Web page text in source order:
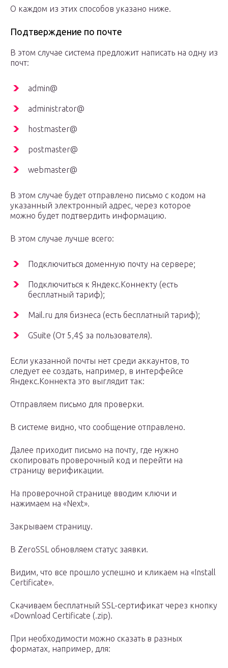
О каждом из этих способов указано ниже.
Подтверждение по почте
В этом случае система предложит написать на одну из
почт:
admin@
administrator@
hostmaster@
postmaster@
webmaster@
В этом случае будет отправлено письмо с кодом на
указанный электронный адрес, через которое
можно будет подтвердить информацию.
В этом случае лучше всего:
Подключиться доменную почту на сервере;
Подключиться к Яндекс.Коннекту (есть
бесплатный тариф);
Mail.ru для бизнеса (есть бесплатный тариф);
GSuite (От 5,4$ за пользователя).
Если указанной почты нет среди аккаунтов, то
следует ее создать, например, в интерфейсе
Яндекс.Коннекта это выглядит так:
Отправляем письмо для проверки.
В системе видно, что сообщение отправлено.
Далее приходит письмо на почту, где нужно
скопировать проверочный код и перейти на
страницу верификации.
На проверочной странице вводим ключи и
нажимаем на «Next».
Закрываем страницу.
В ZeroSSL обновляем статус заявки.
Видим, что все прошло успешно и кликаем на «Install
Certificate».
Скачиваем бесплатный SSL-сертификат через кнопку
«Download Certificate (.zip).
При необходимости можно сказать в разных
форматах, например, для: